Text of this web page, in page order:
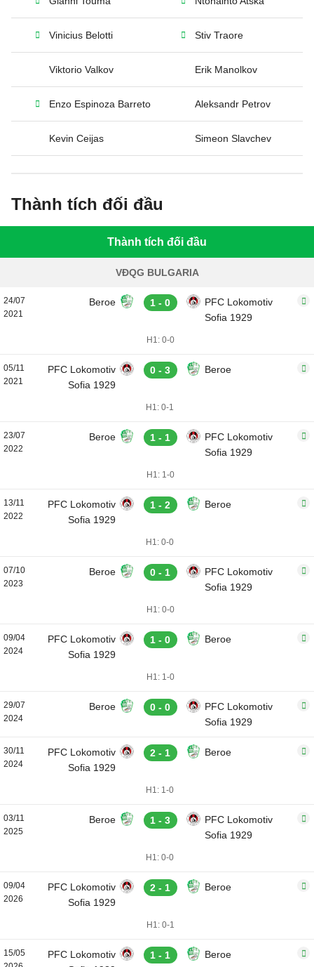
Vinicius Belotti Stiv Traore
Viktorio Valkov Erik Manolkov
Enzo Espinoza Barreto Aleksandr Petrov
Kevin Ceijas Simeon Slavchev
Thành tích đối đầu
Thành tích đối đầu
VĐQG BULGARIA
24/07
2021
Beroe 1 - 0
PFC Lokomotiv
Sofia 1929
H1: 0-0
05/11
2021
PFC Lokomotiv
Sofia 1929
0 - 3 Beroe
H1: 0-1
23/07
2022
Beroe 1 - 1
PFC Lokomotiv
Sofia 1929
H1: 1-0
13/11
2022
PFC Lokomotiv
Sofia 1929
1 - 2 Beroe
H1: 0-0
07/10
2023
Beroe 0 - 1
PFC Lokomotiv
Sofia 1929
H1: 0-0
09/04
2024
PFC Lokomotiv
Sofia 1929
1 - 0 Beroe
H1: 1-0
29/07
2024
Beroe 0 - 0
PFC Lokomotiv
Sofia 1929
30/11
2024
PFC Lokomotiv
Sofia 1929
2 - 1 Beroe
H1: 1-0
03/11
2025
Beroe 1 - 3
PFC Lokomotiv
Sofia 1929
H1: 0-0
09/04
2026
PFC Lokomotiv
Sofia 1929
2 - 1 Beroe
H1: 0-1
15/05
PFC Lokomotiv
1 - 1 Beroe